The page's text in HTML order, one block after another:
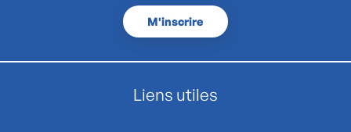
M'inscrire
Liens utiles